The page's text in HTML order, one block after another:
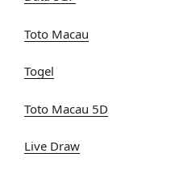
Toto Macau
Togel
Toto Macau 5D
Live Draw